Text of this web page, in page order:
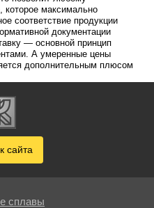
которое максимально
соответствие продукции
документации
— основной принцип
А умеренные цены
дополнительным плюсом
сайта
сплавы